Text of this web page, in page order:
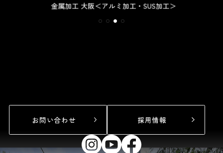
金属加工 大阪＜アルミ加工・SUS加工＞
お問い合わせ 採用情報